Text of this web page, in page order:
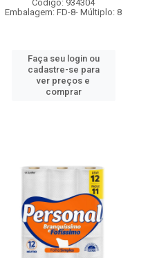
Código: 934304
Embalagem: FD-8- Múltiplo: 8
Faça seu login ou
cadastre-se para
ver preços e
comprar